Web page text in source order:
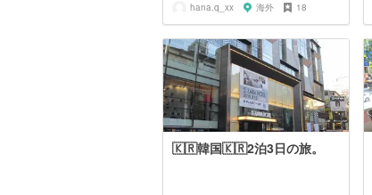
hana.q_xx 海外 18
🇰🇷韓国🇰🇷2泊3日の旅。